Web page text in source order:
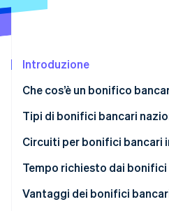
Scopri cosa ti aspetta
Atlas
Climate
Rimozione del carbonio
Verifica online dell'identità
Introduzione
Che cos’è un bonifico
Bonifici bancari a debito
Bonifici bancari a credito
Pagamenti in tempo reale
Tipi di bonifici bancari
Bonifici ACH (Automated
Bonifici bancari
Circuiti per bonifici bancari
Tempo richiesto dai bonifici
Vantaggi dei bonifici